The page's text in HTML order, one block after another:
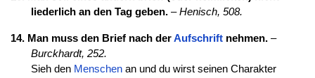
liederlich an den Tag geben.–Henisch, 508.
14. Man muss den Brief nach derAufschriftnehmen.–
Burckhardt, 252.
Sieh den Menschenan und du wirst seinen Charakter